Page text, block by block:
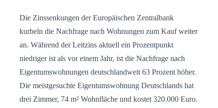
Die Zinssenkungen der Europäischen Zentralbank
kurbeln die Nachfrage nach Wohnungen zum Kauf weiter
an. Während der Leitzins aktuell ein Prozentpunkt
niedriger ist als vor einem Jahr, ist die Nachfrage nach
Eigentumswohnungen deutschlandweit 63 Prozent höher.
Die meistgesuchte Eigentumswohnung Deutschlands hat
drei Zimmer, 74 m² Wohnfläche und kostet 320.000 Euro.